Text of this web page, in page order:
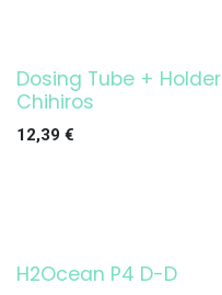
Dosing Tube + Holder
Chihiros
12,39 €
H2Ocean P4 D-D